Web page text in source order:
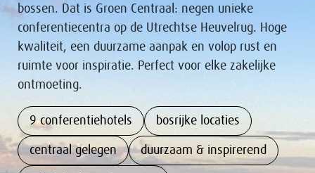
bossen. Dat is Groen Centraal: negen unieke
conferentiecentra op de Utrechtse Heuvelrug. Hoge
kwaliteit, een duurzame aanpak en volop rust en
ruimte voor inspiratie. Perfect voor elke zakelijke
ontmoeting.
9 conferentiehotels bosrijke locaties
centraal gelegen duurzaam & inspirerend